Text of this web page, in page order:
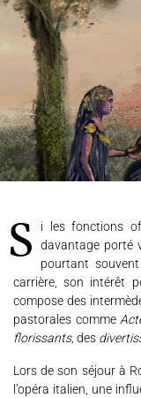
Si les fonctions officielles de Marc-Antoine Charpentier l’ont
davantage porté
pourtant
carrière, son intérêt
compose des
pastorales comme
florissants, des
Lors de son séjour à
l’opéra italien, une